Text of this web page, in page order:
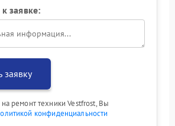
заявке:
заявку
на ремонт техники Vestfrost, Вы
конфиденциальности